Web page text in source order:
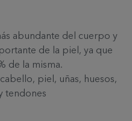
abundante del cuerpo y
de la piel, ya que
de la misma.
piel, uñas, huesos,
tendones​